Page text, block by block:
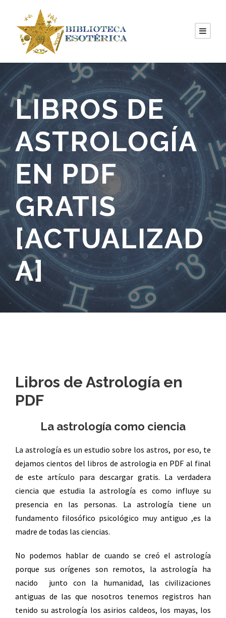
LIBROS DE
ASTROLOGÍA
EN PDF
GRATIS
[ACTUALIZAD
A]
Libros de Astrología en
PDF
La astrología como ciencia
La astrología es un estudio sobre los astros, por eso, te
dejamos cientos del libros de astrologia en PDF al final
de este artículo para descargar gratis. La verdadera
ciencia que estudia la astrología es como influye su
presencia en las personas. La astrología tiene un
fundamento filosófico psicológico muy antiguo ,es la
madre de todas las ciencias.
No podemos hablar de cuando se creó el astrología
porque sus orígenes son remotos, la astrología ha
nacido junto con la humanidad, las civilizaciones
antiguas de las que nosotros tenemos registros han
tenido su astrología los asirios caldeos, los mayas, los